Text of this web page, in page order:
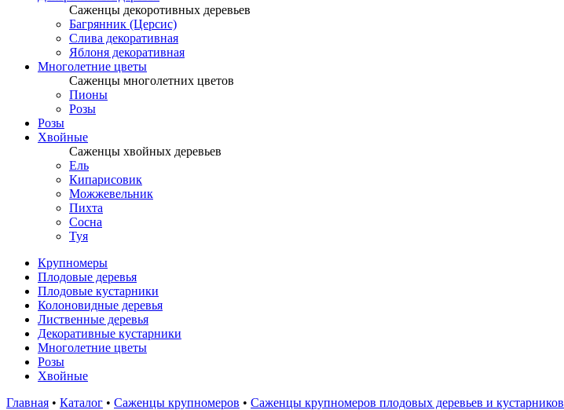
Саженцы декоротивных деревьев
Багрянник (Церсис)
Слива декоративная
Яблоня декоративная
Многолетние цветы
Саженцы многолетних цветов
Пионы
Розы
Розы
Хвойные
Саженцы хвойных деревьев
Ель
Кипарисовик
Можжевельник
Пихта
Сосна
Туя
Крупномеры
Плодовые деревья
Плодовые кустарники
Колоновидные деревья
Лиственные деревья
Декоративные кустарники
Многолетние цветы
Розы
Хвойные
Главная • Каталог • Саженцы крупномеров • Саженцы крупномеров плодовых деревьев и кустарников